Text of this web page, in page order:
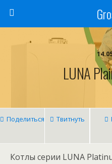
LUNA
Поделиться Твитнуть
Котлы серии LUNA